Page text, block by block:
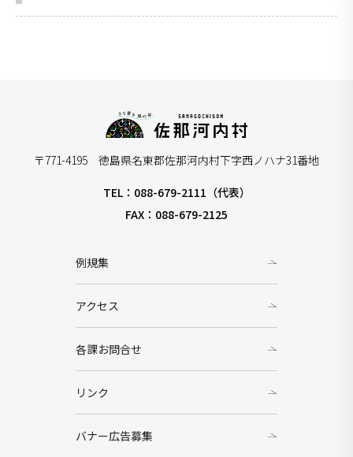
〒771-4195 徳島県名東郡佐那河内村下字西ノハナ31番地
TEL：088-679-2111（代表）
FAX：088-679-2125
例規集
アクセス
各課お問合せ
リンク
バナー広告募集